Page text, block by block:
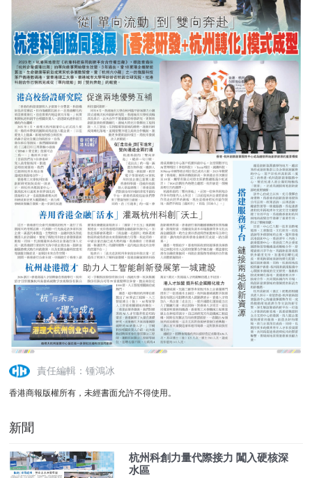
責任編輯：锺鴻冰
香港商報版權所有，未經書面允許不得使用。
新聞
杭州科創力量代際接力 闖入硬核深
水區